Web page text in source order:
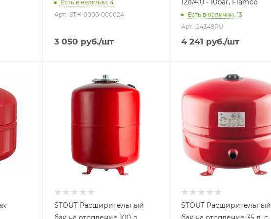
Есть в наличии: 4
Арт.: STH-0006-000024
3 050 руб./шт
12л/4,0 - 10bar, Flamco
Есть в наличии: 13
Арт.: 24349RU
4 241 руб./шт
Объем бака, литров
Присоединение бака
Гарантийный срок
2 года
STOUT Расширительный
Объем бака, литров
35
Назначение бака
Для отопления
Присоединение бака
3/4"
Гарантийный срок
2 года
STOUT Расширительный